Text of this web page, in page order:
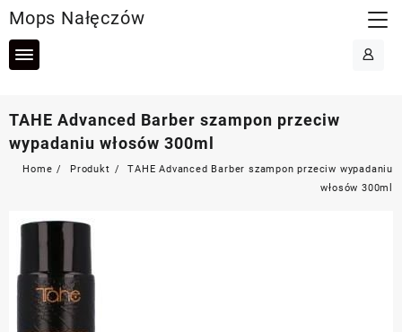
to
content
Mops Nałęczów
TAHE Advanced Barber szampon przeciw
wypadaniu włosów 300ml
Home Produkt
TAHE Advanced Barber szampon przeciw wypadaniu
włosów 300ml